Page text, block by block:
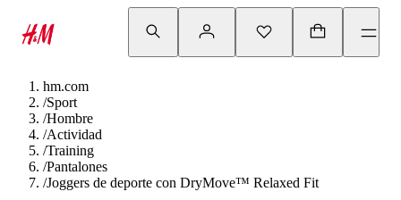
hm.com
/Sport
/Hombre
/Actividad
/Training
/Pantalones
/Joggers de deporte con DryMove™ Relaxed Fit